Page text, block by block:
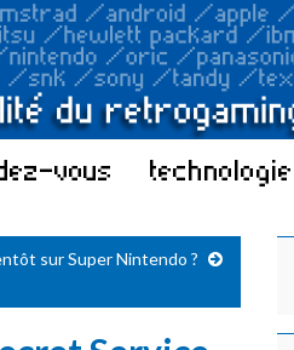
vous technologie
sur Super Nintendo ?